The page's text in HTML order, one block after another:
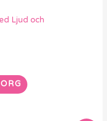
Ljud och